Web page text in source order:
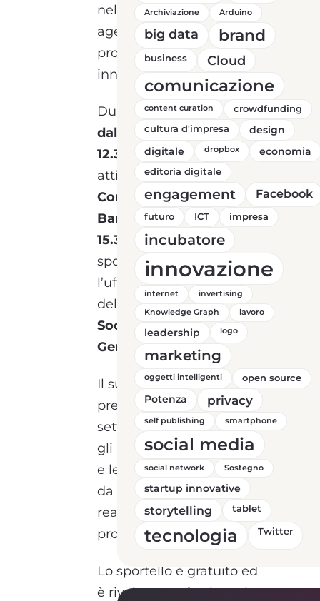
nell’accesso a bandi e
agevolazioni,
promuovendo
innovazione e crescita.
Durante la mattinata,
dalle ore 10.30 alle ore
12.30
, lo sportello sarà
attivo presso laSala
Consiliare del Comune di
Banzi
, mentre dalle ore
15.30 alle ore 17.30, lo
sportello sarà presso
l’ufficio informagiovani
del
Sociali del Comune di
Genzano di Lucania
Il supporto prevede la
presenza di esperti del
settore che indirizzeranno
gli aspiranti imprenditori
e le imprese nel percorso
da intraprendere per
realizzare e sviluppare la
propria idea di business.
Lo sportello è gratuito ed
è rivolto a tutti coloro che
Archiviazione Arduino
big data brand
business Cloud
comunicazione
content curation
crowdfunding
cultura d'impresa
design
digitale
dropbox economia
editoria digitale
engagement Facebook
futuro ICT impresa
incubatore
innovazione
internet
invertising
Knowledge Graph
lavoro
leadership logo
marketing
oggetti intelligenti open source
Potenza privacy
self publishing smartphone
social media
social network Sostegno
startup innovative
storytelling tablet
tecnologia Twitter